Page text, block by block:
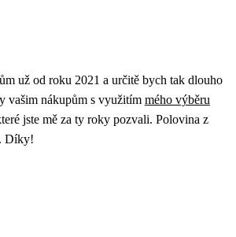
už od roku 2021 a určitě bych tak dlouho
vašim nákupům s využitím mého výběru
jste mě za ty roky pozvali. Polovina z
Díky!